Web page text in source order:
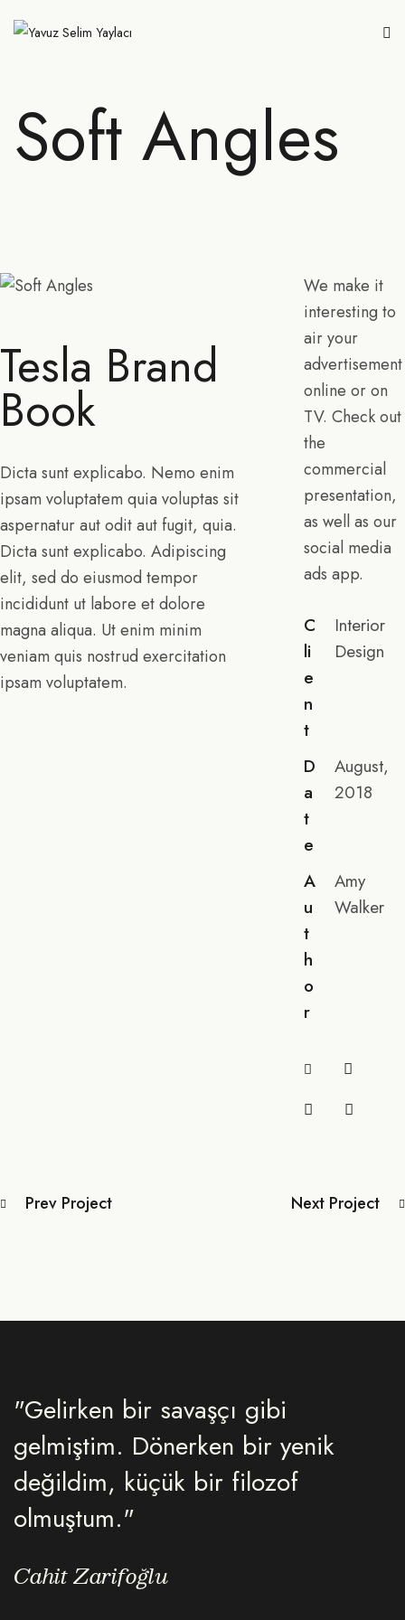
Soft Angles
Tesla Brand
Book
Dicta sunt explicabo. Nemo enim
ipsam voluptatem quia voluptas sit
aspernatur aut odit aut fugit, quia.
Dicta sunt explicabo. Adipiscing
elit, sed do eiusmod tempor
incididunt ut labore et dolore
magna aliqua. Ut enim minim
veniam quis nostrud exercitation
ipsam voluptatem.
We make it
interesting to
air your
advertisement
online or on
TV. Check out
the
commercial
presentation,
as well as our
social media
ads app.
C
li
e
n
t
Interior
Design
D
a
t
e
August,
2018
A
u
t
h
o
r
Amy
Walker
Prev Project Next Project
"Gelirken bir savaşçı gibi
gelmiştim. Dönerken bir yenik
değildim, küçük bir filozof
olmuştum."
Cahit Zarifoğlu